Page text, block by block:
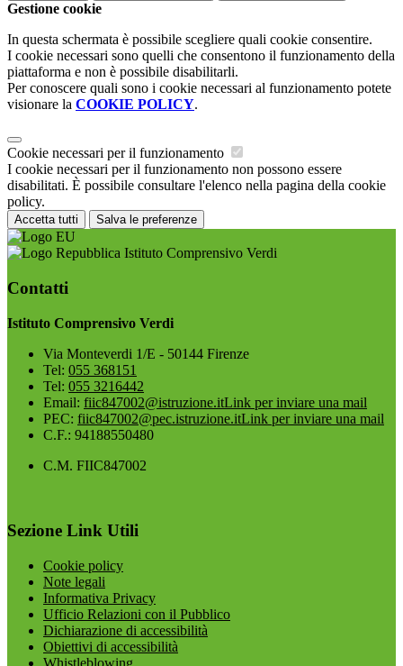
Gestione cookie
In questa schermata è possibile scegliere quali cookie consentire.
I cookie necessari sono quelli che consentono il funzionamento della
piattaforma e non è possibile disabilitarli.
Per conoscere quali sono i cookie necessari al funzionamento potete
visionare la COOKIE POLICY.
Cookie necessari per il funzionamento
I cookie necessari per il funzionamento non possono essere
disabilitati. È possibile consultare l'elenco nella pagina della cookie
policy.
Accetta tutti Salva le preferenze
Istituto Comprensivo Verdi
Contatti
Istituto Comprensivo Verdi
Via Monteverdi 1/E - 50144 Firenze
Tel: 055 368151
Tel: 055 3216442
Email: fiic847002@istruzione.itLink per inviare una mail
PEC: fiic847002@pec.istruzione.itLink per inviare una mail
C.F.: 94188550480
C.M. FIIC847002
Sezione Link Utili
Cookie policy
Note legali
Informativa Privacy
Ufficio Relazioni con il Pubblico
Dichiarazione di accessibilità
Obiettivi di accessibilità
Whistleblowing